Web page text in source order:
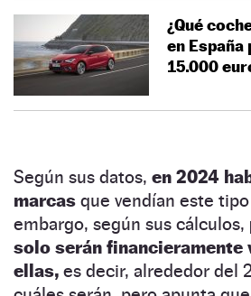
¿Qué
en España
15.000
Según sus datos, en 2024
marcas que vendían este
embargo, según sus cálculos,
solo serán financieramente
ellas, es decir, alrededor del